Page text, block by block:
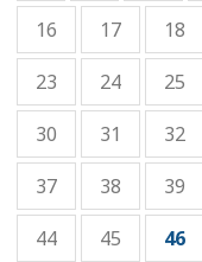
16
17 18
23
24 25
30
31 32
37
38 39
44
45 46